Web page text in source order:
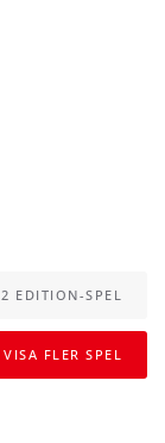
EDITION-SPEL
VISA FLER SPEL